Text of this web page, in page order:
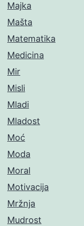
Majka
Mašta
Matematika
Medicina
Mir
Misli
Mladi
Mladost
Moć
Moda
Moral
Motivacija
Mržnja
Mudrost